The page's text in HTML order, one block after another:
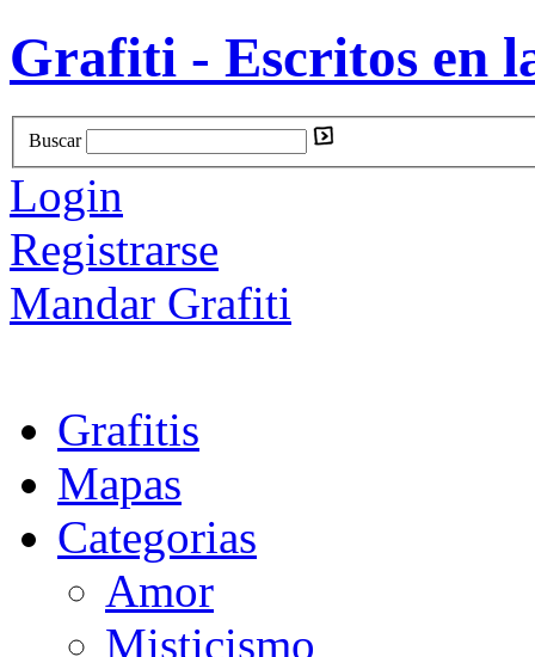
Grafiti - Escritos en
Buscar
Login
Registrarse
Mandar Grafiti
Grafitis
Mapas
Categorias
Amor
Misticismo